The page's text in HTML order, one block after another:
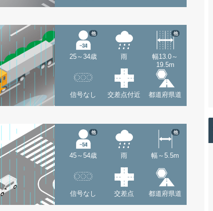
25～34歳
他
雨
幅13.0～
19.5m
他
信号なし 交差点付近 都道府県道
45～54歳
他
雨 幅～5.5m
他
信号なし 交差点 都道府県道